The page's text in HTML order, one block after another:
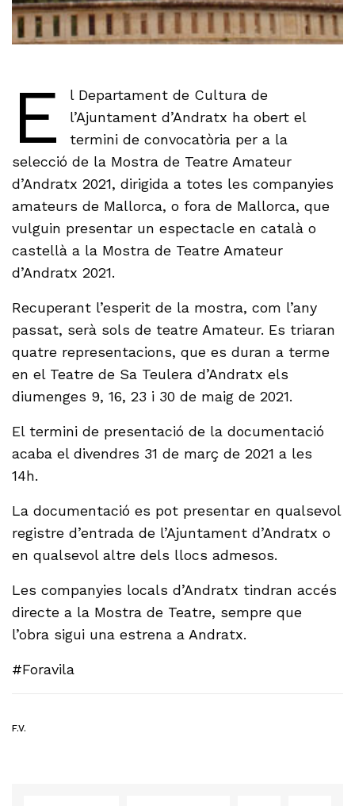
E
l Departament de Cultura de
l’Ajuntament d’Andratx ha obert el
termini de convocatòria per a la
selecció de la Mostra de Teatre Amateur
d’Andratx 2021, dirigida a totes les companyies
amateurs de Mallorca, o fora de Mallorca, que
vulguin presentar un espectacle en català o
castellà a la Mostra de Teatre Amateur
d’Andratx 2021.
Recuperant l’esperit de la mostra, com l’any
passat, serà sols de teatre Amateur. Es triaran
quatre representacions, que es duran a terme
en el Teatre de Sa Teulera d’Andratx els
diumenges 9, 16, 23 i 30 de maig de 2021.
El termini de presentació de la documentació
acaba el divendres 31 de març de 2021 a les
14h.
La documentació es pot presentar en qualsevol
registre d’entrada de l’Ajuntament d’Andratx o
en qualsevol altre dels llocs admesos.
Les companyies locals d’Andratx tindran accés
directe a la Mostra de Teatre, sempre que
l’obra sigui una estrena a Andratx.
#Foravila
F.V.